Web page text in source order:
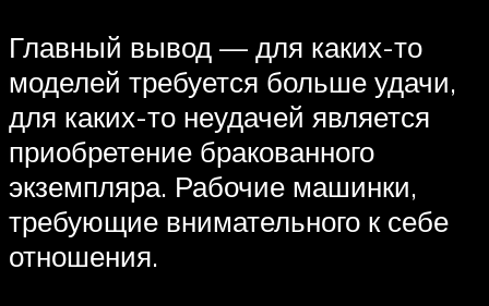
Главный вывод — для каких-то
моделей требуется больше удачи,
для каких-то неудачей является
приобретение бракованного
экземпляра. Рабочие машинки,
требующие внимательного к себе
отношения.